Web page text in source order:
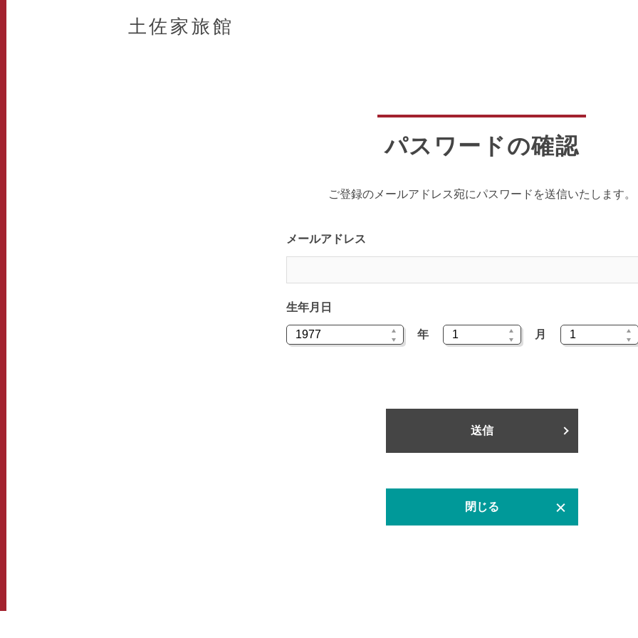
土佐家旅館
パスワードの確認
ご登録のメールアドレス宛にパスワードを送信いたします。
メールアドレス
生年月日
年 月
送信